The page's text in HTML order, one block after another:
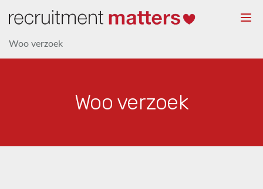
Woo verzoek
Woo verzoek